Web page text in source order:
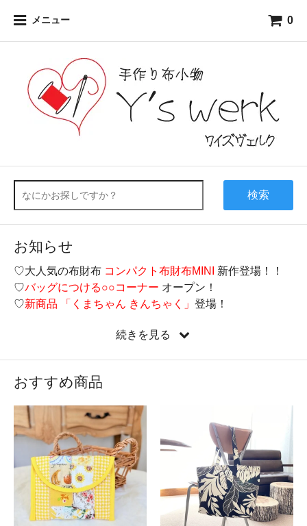
メニュー 0
検索
お知らせ
♡大人気の布財布 コンパクト布財布MINI 新作登場！！
♡バッグにつける○○コーナー オープン！
♡新商品 「くまちゃん きんちゃく」 登場！
♡遂に来ました！LIBERTY全品半額SALE実施中
続きを見る
おすすめ商品